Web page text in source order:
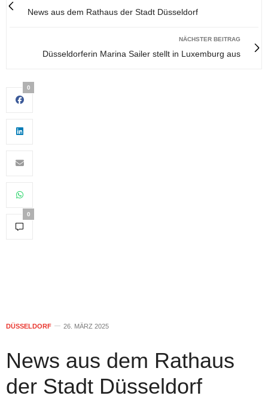
News aus dem Rathaus der Stadt Düsseldorf
NÄCHSTER BEITRAG
Düsseldorferin Marina Sailer stellt in Luxemburg aus
0
0
DÜSSELDORF 26. MÄRZ 2025
News aus dem Rathaus
der Stadt Düsseldorf